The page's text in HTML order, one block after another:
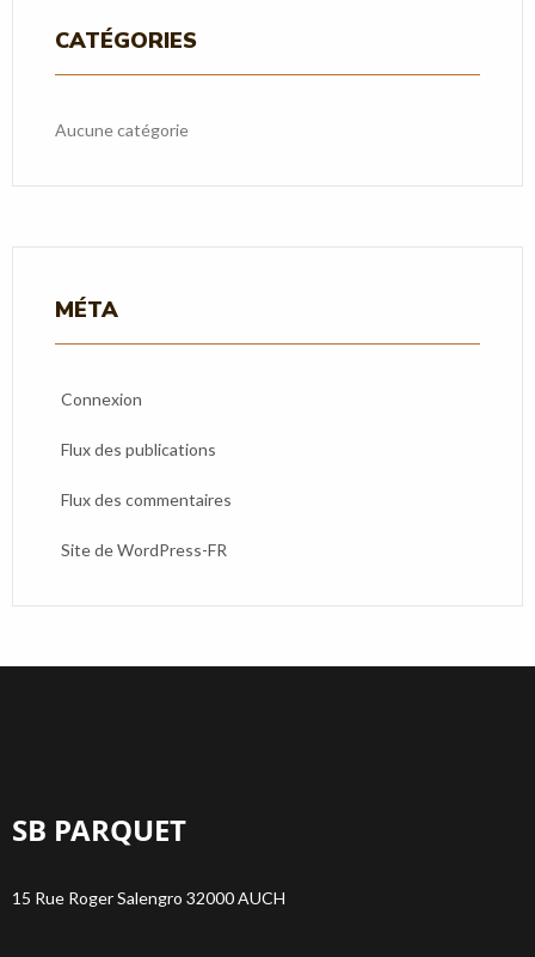
CATÉGORIES
Aucune catégorie
MÉTA
Connexion
Flux des publications
Flux des commentaires
Site de WordPress-FR
SB PARQUET
15 Rue Roger Salengro 32000 AUCH